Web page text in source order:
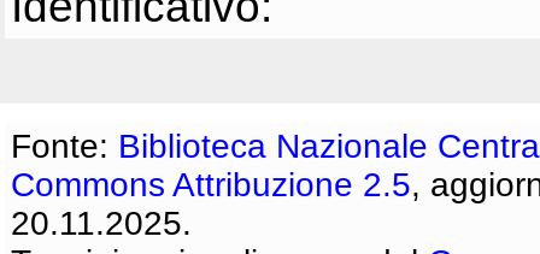
Fonte: Biblioteca Nazionale
Commons Attribuzione 2.5,
20.11.2025.